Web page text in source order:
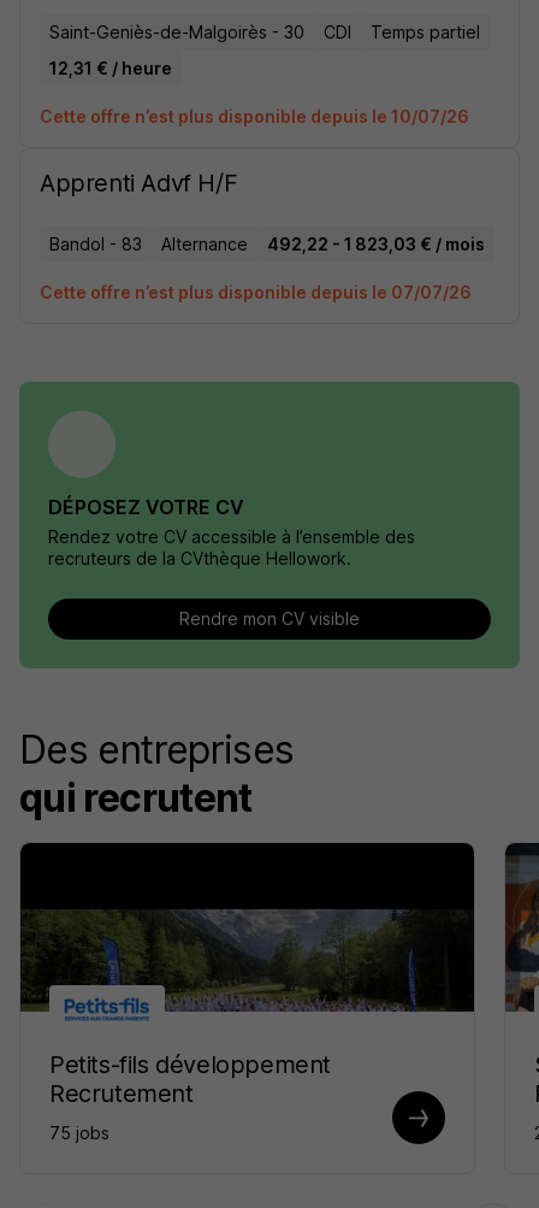
Saint-Geniès-de-Malgoirès - 30 CDI
Temps partiel
12,31 € / heure
Cette offre n’est plus disponible depuis le 10/07/26
Apprenti Advf H/F
Bandol - 83 Alternance 492,22 - 1 823,03 € / mois
Cette offre n’est plus disponible depuis le 07/07/26
DÉPOSEZ VOTRE CV
Rendez votre CV accessible à l’ensemble des
recruteurs de la CVthèque Hellowork.
Rendre mon CV visible
Des entreprises
qui recrutent
Petits-fils développement
Recrutement
75 jobs